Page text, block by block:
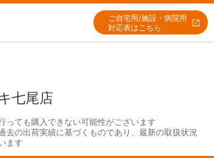
ご自宅用/施設・病院用
対応表はこちら
七尾店
っても購入できない可能性がございます
去の出荷実績に基づくものであり、最新の取扱状況
ます